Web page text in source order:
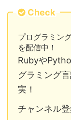
Check
プログラミン
を配信中！
Rubyや
グラミング
実！
チャンネル